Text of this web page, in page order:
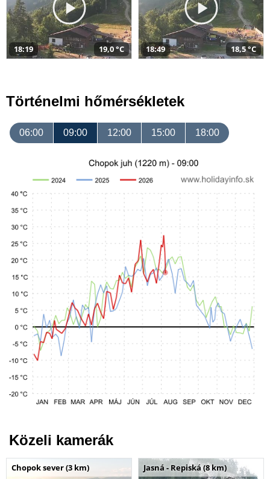
18:19 19,0 °C 18:49 18,5 °C
Történelmi hőmérsékletek
06:00 09:00 12:00 15:00 18:00
Közeli kamerák
Chopok sever (3 km) Jasná - Repiská (8 km)